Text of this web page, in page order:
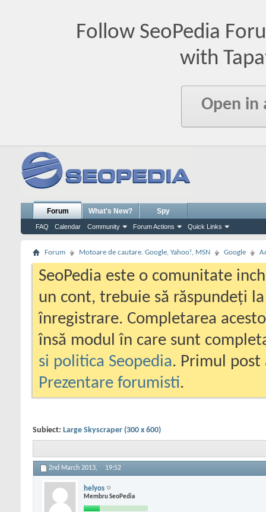
Follow SeoPedia
with
Open in
Forum
FAQ Calendar Community Forum Actions Quick Links
What's New? Spy
Forum Motoare de cautare. Google, Yahoo!, MSN Google
SeoPedia este o comunitate
un cont, trebuie să răspundeți
înregistrare. Completarea
însă modul în care sunt
si politica Seopedia. Primul
Prezentare forumisti.
Subiect: Large Skyscraper (300 x 600)
2nd March 2013, 19:52
helyos
Membru SeoPedia